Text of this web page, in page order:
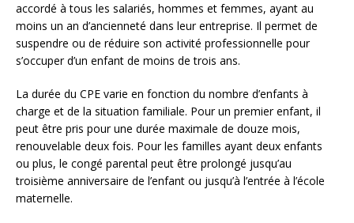
accordé à tous les salariés, hommes et femmes, ayant au
moins un an d’ancienneté dans leur entreprise. Il permet de
suspendre ou de réduire son activité professionnelle pour
s’occuper d’un enfant de moins de trois ans.
La durée du CPE varie en fonction du nombre d’enfants à
charge et de la situation familiale. Pour un premier enfant, il
peut être pris pour une durée maximale de douze mois,
renouvelable deux fois. Pour les familles ayant deux enfants
ou plus, le congé parental peut être prolongé jusqu’au
troisième anniversaire de l’enfant ou jusqu’à l’entrée à l’école
maternelle.